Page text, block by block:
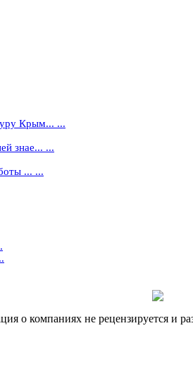
Крым... ...
знае... ...
... ...
компаниях не рецензируется и